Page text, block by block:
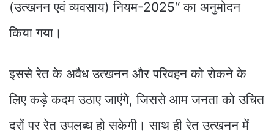
(उत्खनन एवं व्यवसाय) नियम-2025‘‘ का अनुमोदन
किया गया।
इससे रेत के अवैध उत्खनन और परिवहन को रोकने के
लिए कड़े कदम उठाए जाएंगे, जिससे आम जनता को उचित
दरों पर रेत उपलब्ध हो सकेगी। साथ ही रेत उत्खनन में